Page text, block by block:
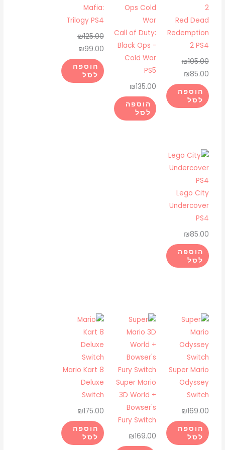
Double
Pack
ps4
Red Dead
Redemption
2 PS4
₪105.00
היה:
₪105.00.
₪85.00
₪85.00.
הוספה
לסל
Call of Duty:
Black Ops -
Cold War
PS5
₪135.00
הוספה
לסל
Mafia:
Trilogy PS4
₪125.00
היה:
₪125.00.
₪99.00
₪99.00.
הוספה
לסל
Lego City
Undercover
PS4
₪85.00
הוספה
לסל
Super Mario
Odyssey
Switch
₪169.00
הוספה
לסל
Super Mario
3D World +
Bowser's
Fury Switch
₪169.00
Mario Kart 8
Deluxe
Switch
₪175.00
הוספה
לסל